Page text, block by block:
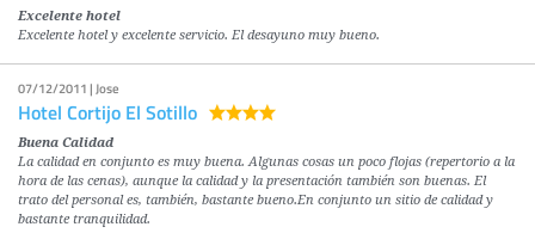
Excelente hotel
Excelente hotel y excelente servicio. El desayuno muy bueno.
07/12/2011 | Jose
Hotel Cortijo El Sotillo
Buena Calidad
La calidad en conjunto es muy buena. Algunas cosas un poco flojas (repertorio a la
hora de las cenas), aunque la calidad y la presentación también son buenas. El
trato del personal es, también, bastante bueno.En conjunto un sitio de calidad y
bastante tranquilidad.